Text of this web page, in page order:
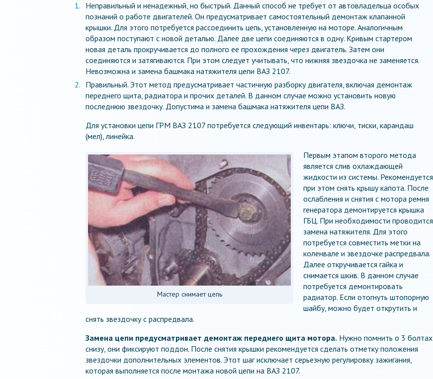
Неправильный и ненадежный, но быстрый. Данный способ не требует от автовладельца особых
познаний о работе двигателей. Он предусматривает самостоятельный демонтаж клапанной
крышки. Для этого потребуется рассоединить цепь, установленную на моторе. Аналогичным
образом поступают с новой деталью. Далее две цепи соединяются в одну. Кривым стартером
новая деталь прокручивается до полного ее прохождения через двигатель. Затем они
соединяются и затягиваются. При этом следует учитывать, что нижняя звездочка не заменяется.
Невозможна и замена башмака натяжителя цепи ВАЗ 2107.
Правильный. Этот метод предусматривает частичную разборку двигателя, включая демонтаж
переднего щита, радиатора и прочих деталей. В данном случае можно установить новую
последнюю звездочку. Допустима и замена башмака натяжителя цепи ВАЗ.
Для установки цепи ГРМ ВАЗ 2107 потребуется следующий инвентарь: ключи, тиски, карандаш
(мел), линейка.
Мастер снимает цепь
Первым этапом второго метода
является слив охлаждающей
жидкости из системы. Рекомендуется
при этом снять крышу капота. После
ослабления и снятия с мотора ремня
генератора демонтируется крышка
ГБЦ. При необходимости проводится
замена натяжителя. Для этого
потребуется совместить метки на
коленвале и звездочке распредвала.
Далее откручивается гайка и
снимается шкив. В данном случае
потребуется демонтировать
радиатор. Если отогнуть штопорную
шайбу, можно будет открутить и
снять звездочку с распредвала.
Замена цепи предусматривает демонтаж переднего щита мотора. Нужно помнить о 3 болтах
снизу, они фиксируют поддон. После снятия крышки рекомендуется сделать отметку положения
звездочки дополнительных элементов. Этот шаг исключает серьезную регулировку зажигания,
которая выполняется после монтажа новой цепи на ВАЗ 2107.